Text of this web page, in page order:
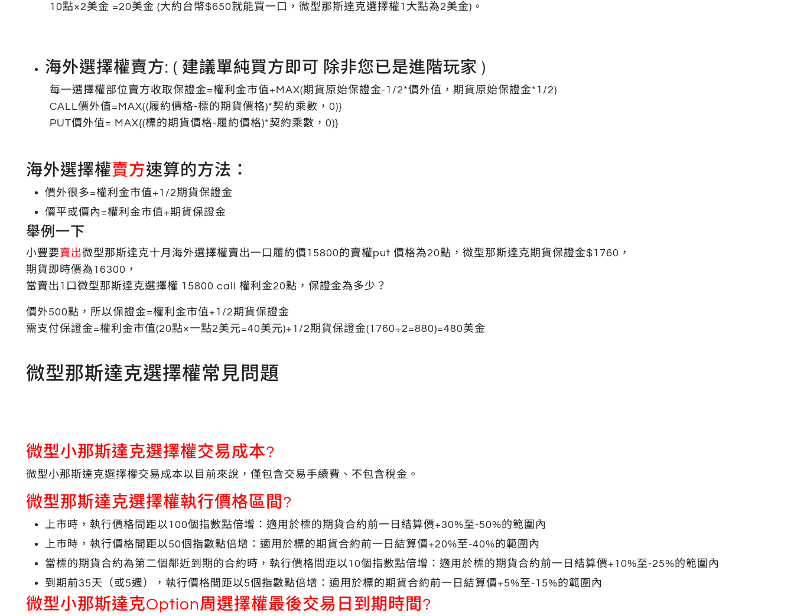
10點×2美金 =20美金 (大約台幣$650就能買一口，微型那斯達克選擇權1大點為2美金)。
海外選擇權賣方: ( 建議單純買方即可 除非您已是進階玩家 )
每一選擇權部位賣方收取保證金=權利金市值+MAX(期貨原始保證金-1/2*價外值，期貨原始保證金*1/2)
CALL價外值=MAX{(履約價格-標的期貨價格)*契約乘數，0)}
PUT價外值= MAX{(標的期貨價格-履約價格)*契約乘數，0)}
海外選擇權賣方速算的方法：
價外很多=權利金市值+1/2期貨保證金
價平或價內=權利金市值+期貨保證金
舉例一下
小豐要 賣出微型那斯達克十月海外選擇權賣出一口履約價15800的賣權put 價格為20點，微型那斯達克期貨保證金$1760，
期貨即時價為16300，
當賣出1口微型那斯達克選擇權 15800 call 權利金20點，保證金為多少？
價外500點，所以保證金=權利金市值+1/2期貨保證金
需支付保證金=權利金市值(20點×一點2美元=40美元)+1/2期貨保證金(1760÷2=880)=480美金
微型那斯達克選擇權常見問題
微型小那斯達克選擇權交易成本?
微型小那斯達克選擇權交易成本以目前來說，僅包含交易手續費、不包含稅金。
微型那斯達克選擇權執行價格區間?
上市時，執行價格間距以100個指數點倍增：適用於標的期貨合約前一日結算價+30%至-50%的範圍內
上市時，執行價格間距以50個指數點倍增：適用於標的期貨合約前一日結算價+20%至-40%的範圍內
當標的期貨合約為第二個鄰近到期的合約時，執行價格間距以10個指數點倍增：適用於標的期貨合約前一日結算價+10%至-25%的範圍內
到期前35天（或5週），執行價格間距以5個指數點倍增：適用於標的期貨合約前一日結算價+5%至-15%的範圍內
微型小那斯達克Option周選擇權最後交易日到期時間?